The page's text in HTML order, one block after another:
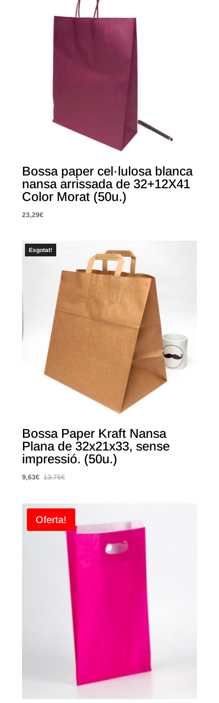
Bossa paper cel·lulosa blanca
nansa arrissada de 32+12X41
Color Morat (50u.)
23,29€
Esgotat!
Bossa Paper Kraft Nansa
Plana de 32x21x33, sense
impressió. (50u.)
9,63€ 13,75€
Oferta!